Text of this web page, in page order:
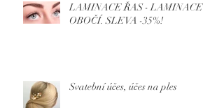
LAMINACE ŘAS - LAMINACE
OBOČÍ. SLEVA -35%!
Svatební účes, účes na ples